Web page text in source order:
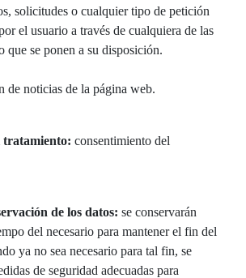
solicitudes o cualquier tipo de petición
el usuario a través de cualquiera de las
que se ponen a su disposición.
de noticias de la página web.
tratamiento: consentimiento del
de los datos: se conservarán
del necesario para mantener el fin del
ya no sea necesario para tal fin, se
de seguridad adecuadas para